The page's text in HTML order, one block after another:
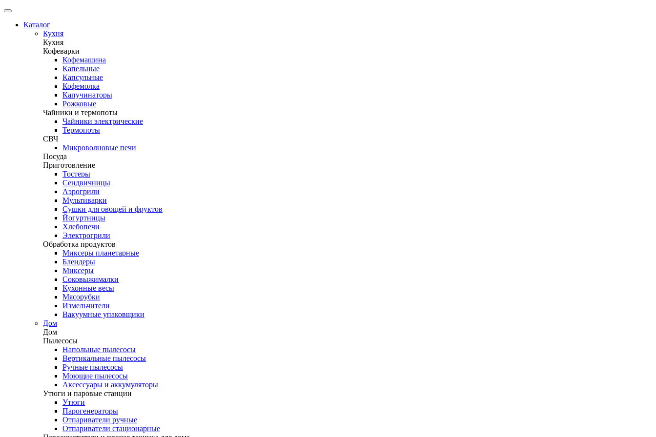
Каталог
Кухня
Кухня
Кофеварки
Кофемашина
Капельные
Капсульные
Кофемолка
Капучинаторы
Рожковые
Чайники и термопоты
Чайники электрические
Термопоты
СВЧ
Микроволновые печи
Посуда
Приготовление
Тостеры
Сендвичницы
Аэрогрили
Мультиварки
Сушки для овощей и фруктов
Йогуртницы
Хлебопечи
Электрогрили
Обработка продуктов
Миксеры планетарные
Блендеры
Миксеры
Соковыжималки
Кухонные весы
Мясорубки
Измельчители
Вакуумные упаковщики
Дом
Дом
Пылесосы
Напольные пылесосы
Вертикальные пылесосы
Ручные пылесосы
Моющие пылесосы
Аксессуары и аккумуляторы
Утюги и паровые станции
Утюги
Парогенераторы
Отпариватели ручные
Отпариватели стационарные